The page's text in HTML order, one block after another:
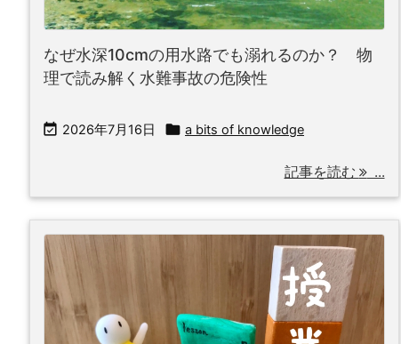
なぜ水深10cmの用水路でも溺れるのか？ 物
理で読み解く水難事故の危険性
 2026年7月16日  a bits of knowledge
記事を読む ...